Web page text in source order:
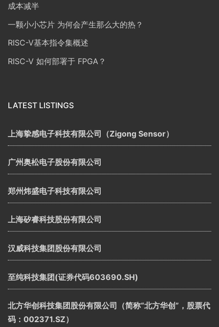
成本减半
一颗小小芯片 为何会产生那么大的热？
RISC-V基本指令集概述
RISC-V 如何部署于 FPGA？
LATEST LISTINGS
上海挚感电子科技有限公司（Zigong Sensor）
广州奥松电子股份有限公司
郑州炜盛电子科技有限公司
上海矽睿科技股份有限公司
汉威科技集团股份有限公司
至纯科技集团(证券代码603690.SH)
北方华创科技集团股份有限公司（简称“北方华创”，股票代
码：002371.SZ）